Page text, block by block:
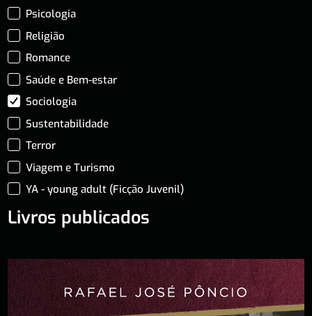
Psicologia
Religião
Romance
Saúde e Bem-estar
Sociologia
Sustentabilidade
Terror
Viagem e Turismo
YA - young adult (Ficção Juvenil)
Livros publicados